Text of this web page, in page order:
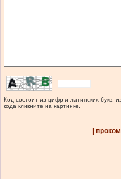
Код состоит из цифр и латинских букв,
кода кликните на картинке.
|